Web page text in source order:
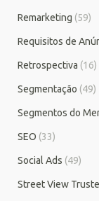
Remarketing (59)
Requisitos de
Retrospectiva (16)
Segmentação (49)
Segmentos do
SEO (33)
Social Ads (49)
Street View